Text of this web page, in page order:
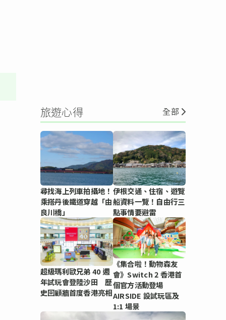
旅遊心得 全部
尋找海上列車拍攝地！
乘搭丹後鐵道穿越「由
良川橋」
伊根交通、住宿、遊覽
船資料一覽！自由行三
點事情要避雷
超級瑪利歐兄弟 40 週
年試玩會登陸沙田 歷
史回顧牆首度香港亮相
《集合啦！動物森友
會》Switch 2 香港首
個官方活動登場
AIRSIDE 設試玩區及
1:1 場景